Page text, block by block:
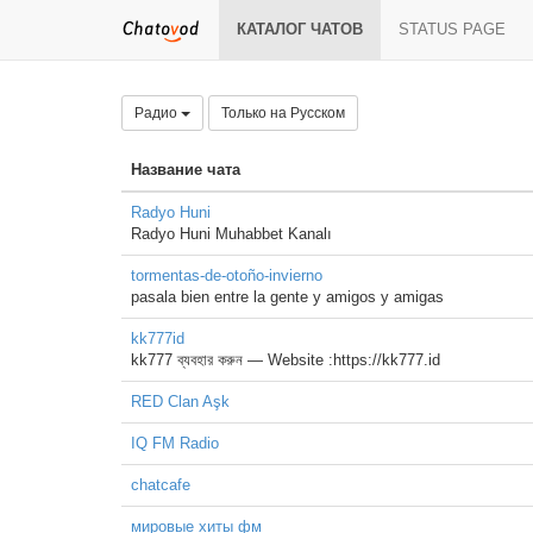
КАТАЛОГ ЧАТОВ STATUS PAGE
Радио Только на Русском
Название чата
Radyo Huni
Radyo Huni Muhabbet Kanalı
tormentas-de-otoño-invierno
pasala bien entre la gente y amigos y amigas
kk777id
kk777 ব্যবহার করুন — Website :https://kk777.id
RED Clan Aşk
IQ FM Radio
chatcafe
мировые хиты фм